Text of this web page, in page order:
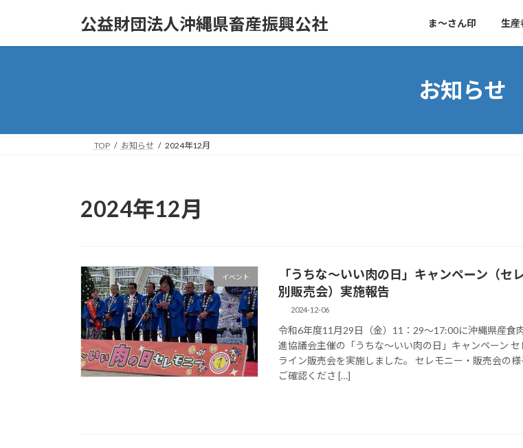
公益財団法人沖縄県畜産振興公社 ま～さん印 生産
お知らせ
TOP お知らせ 2024年12月
2024年12月
イベント
「うちな～いい肉の日」キャンペーン（セ
別販売会）実施報告
2024-12-06
令和6年度11月29日（金）11：29～17:00に沖縄県産食
進協議会主催の「うちな～いい肉の日」キャンペーン
ライン販売会を実施しました。 セレモニー・販売会の様
ご確認くださ […]